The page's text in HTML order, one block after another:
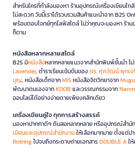
สำหรับใครที่กำลังมองหา ร้านอุปกรณ์เครื่องเขียนใก
ไม่สะดวก วันนี้เราได้รวบรวมสินค้าแนะนำจาก B2S
พร้อมตอบโจทย์ทุกไลฟ์สไตล์ ไม่ว่าคุณจะมองหา ร้า
ก็ตาม
หนังสือหลากหลายสไตล์
B2S มีหนังสือหลากหลายแนวจากสำนักพิมพ์ชั้นนำ ไ
Lavender, ตำราเรียนเข้มข้นของดร. ศุภวัฒน์ พุกเ
บุญ, หนังสือเด็กจากMIS หนังสือจิตวิทยาจาก
พัฒนาตนเองจากKOOB และวรรณกรรมจาก
ออนไลน์ได้อย่างง่ายดายเพียงคลิกเดียว
เครื่องเขียนคู่ใจ ทุกการสร้างสรรค์
มองหาปากกาดีๆ ดินสอหลากหลาย หรืออุปกรณ์สำนั
เขียนและอุปกรณ์สำนักงานให้เลือกมากมาย ตั้งแต่ป
Rotringไปจนถึงกระดาษถ่ายเอกสารDOUBLE Aใ